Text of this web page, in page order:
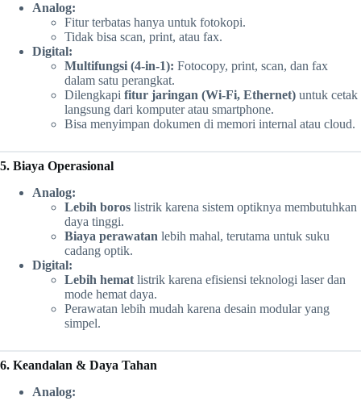
Analog:
Fitur terbatas hanya untuk fotokopi.
Tidak bisa scan, print, atau fax.
Digital:
Multifungsi (4-in-1): Fotocopy, print, scan, dan fax
dalam satu perangkat.
Dilengkapi fitur jaringan (Wi-Fi, Ethernet) untuk cetak
langsung dari komputer atau smartphone.
Bisa menyimpan dokumen di memori internal atau cloud.
5. Biaya Operasional
Analog:
Lebih boros listrik karena sistem optiknya membutuhkan
daya tinggi.
Biaya perawatan lebih mahal, terutama untuk suku
cadang optik.
Digital:
Lebih hemat listrik karena efisiensi teknologi laser dan
mode hemat daya.
Perawatan lebih mudah karena desain modular yang
simpel.
6. Keandalan & Daya Tahan
Analog: